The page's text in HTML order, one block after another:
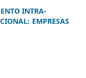
INTRA-
EMPRESAS